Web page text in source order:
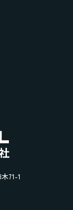
71-1